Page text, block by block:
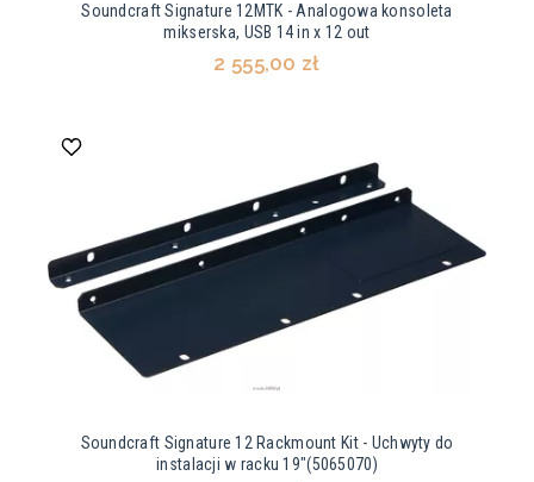
Soundcraft Signature 12MTK - Analogowa konsoleta
mikserska, USB 14 in x 12 out
2 555,00 zł
Soundcraft Signature 12 Rackmount Kit - Uchwyty do
instalacji w racku 19"(5065070)